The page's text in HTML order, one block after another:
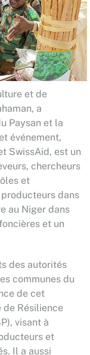
et de
a
Paysan et la
événement,
SwissAid, est un
chercheurs
et
dans
au Niger dans
et un
des autorités
communes du
de cet
de Résilience
visant à
et
Il a aussi